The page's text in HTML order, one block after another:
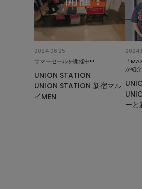
2024.06.25
サマーセールを開催中!!!
UNION STATION
UNION STATION 新宿マル
イMEN
「
か紹
ーと